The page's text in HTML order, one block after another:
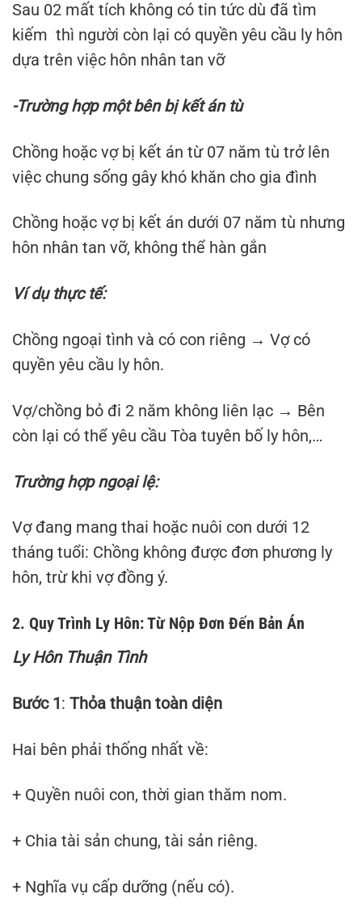
Sau 02 mất tích không có tin tức dù đã tìm
kiếm thì người còn lại có quyền yêu cầu ly hôn
dựa trên việc hôn nhân tan vỡ
-Trường hợp một bên bị kết án tù
Chồng hoặc vợ bị kết án từ 07 năm tù trở lên
việc chung sống gây khó khăn cho gia đình
Chồng hoặc vợ bị kết án dưới 07 năm tù nhưng
hôn nhân tan vỡ, không thể hàn gắn
Ví dụ thực tế:
Chồng ngoại tình và có con riêng → Vợ có
quyền yêu cầu ly hôn.
Vợ/chồng bỏ đi 2 năm không liên lạc → Bên
còn lại có thể yêu cầu Tòa tuyên bố ly hôn,…
Trường hợp ngoại lệ:
Vợ đang mang thai hoặc nuôi con dưới 12
tháng tuổi: Chồng không được đơn phương ly
hôn, trừ khi vợ đồng ý.
2. Quy Trình Ly Hôn: Từ Nộp Đơn Đến Bản Án
Ly Hôn Thuận Tình
Bước 1: Thỏa thuận toàn diện
Hai bên phải thống nhất về:
+ Quyền nuôi con, thời gian thăm nom.
+ Chia tài sản chung, tài sản riêng.
+ Nghĩa vụ cấp dưỡng (nếu có).